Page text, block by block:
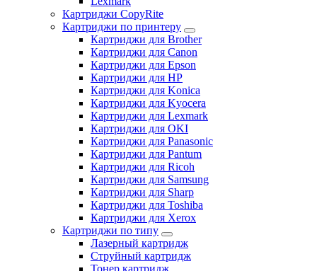
Картриджи CopyRite
Картриджи по принтеру
Картриджи для Brother
Картриджи для Canon
Картриджи для Epson
Картриджи для HP
Картриджи для Konica
Картриджи для Kyocera
Картриджи для Lexmark
Картриджи для OKI
Картриджи для Panasonic
Картриджи для Pantum
Картриджи для Ricoh
Картриджи для Samsung
Картриджи для Sharp
Картриджи для Toshiba
Картриджи для Xerox
Картриджи по типу
Лазерный картридж
Струйный картридж
Тонер картридж